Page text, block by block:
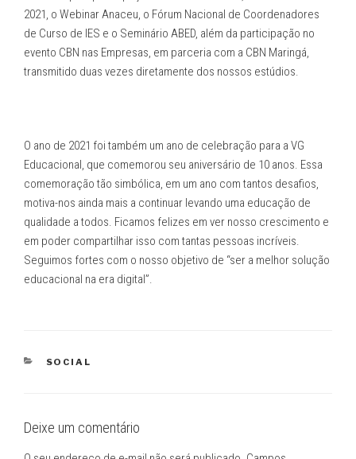
2021, o Webinar Anaceu, o Fórum Nacional de Coordenadores
de Curso de IES e o Seminário ABED, além da participação no
evento CBN nas Empresas, em parceria com a CBN Maringá,
transmitido duas vezes diretamente dos nossos estúdios.
O ano de 2021 foi também um ano de celebração para a VG
Educacional, que comemorou seu aniversário de 10 anos. Essa
comemoração tão simbólica, em um ano com tantos desafios,
motiva-nos ainda mais a continuar levando uma educação de
qualidade a todos. Ficamos felizes em ver nosso crescimento e
em poder compartilhar isso com tantas pessoas incríveis.
Seguimos fortes com o nosso objetivo de “ser a melhor solução
educacional na era digital”.
CATEGORIAS
SOCIAL
Deixe um comentário